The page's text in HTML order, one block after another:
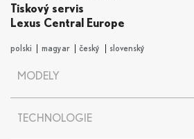
Tiskový servis
Lexus Central Europe
polski magyar český slovenský
MODELY
UX
TECHNOLOGIE